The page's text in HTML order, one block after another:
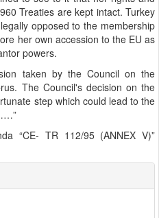
Treaties are kept intact. Turkey
opposed to the membership
her own accession to the EU as
powers.
taken by the Council on the
The Council's decision on the
step which could lead to the
“CE- TR 112/95 (ANNEX V)”